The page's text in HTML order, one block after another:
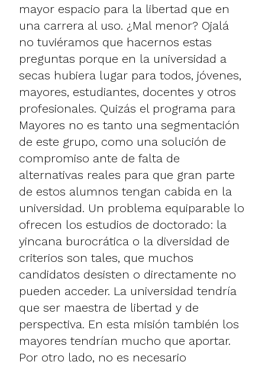
mayor espacio para la libertad que en
una carrera al uso. ¿Mal menor? Ojalá
no tuviéramos que hacernos estas
preguntas porque en la universidad a
secas hubiera lugar para todos, jóvenes,
mayores, estudiantes, docentes y otros
profesionales. Quizás el programa para
Mayores no es tanto una segmentación
de este grupo, como una solución de
compromiso ante de falta de
alternativas reales para que gran parte
de estos alumnos tengan cabida en la
universidad. Un problema equiparable lo
ofrecen los estudios de doctorado: la
yincana burocrática o la diversidad de
criterios son tales, que muchos
candidatos desisten o directamente no
pueden acceder. La universidad tendría
que ser maestra de libertad y de
perspectiva. En esta misión también los
mayores tendrían mucho que aportar.
Por otro lado, no es necesario